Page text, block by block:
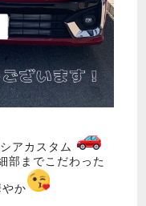
アカスタム
部までこだわった
か